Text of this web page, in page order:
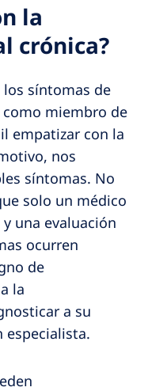
la
crónica?
los síntomas de
miembro de
empatizar con la
nos
síntomas. No
solo un médico
una evaluación
ocurren
de
la
a su
especialista.